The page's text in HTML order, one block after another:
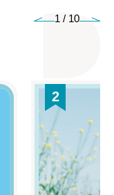
1 / 10
2